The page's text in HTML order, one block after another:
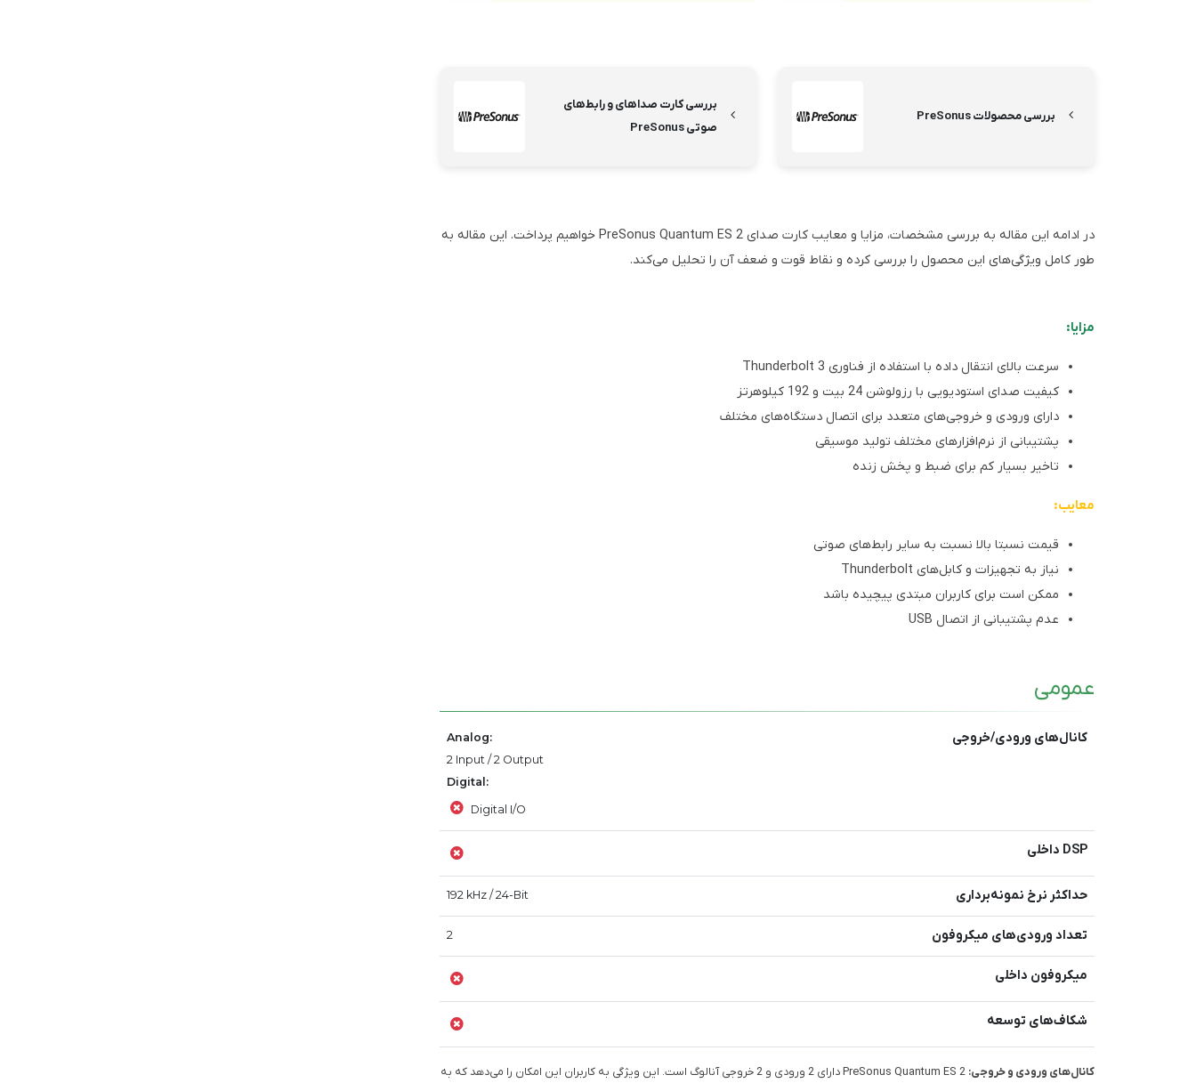
بررسی محصولات PreSonus
بررسی کارت صداهای و رابط‌های
صوتی PreSonus
در ادامه این مقاله به بررسی مشخصات، مزایا و معایب کارت صدای PreSonus Quantum ES 2 خواهیم پرداخت. این مقاله به
طور کامل ویژگی‌های این محصول را بررسی کرده و نقاط قوت و ضعف آن را تحلیل می‌کند.
مزایا:
سرعت بالای انتقال داده با استفاده از فناوری Thunderbolt 3
کیفیت صدای استودیویی با رزولوشن 24 بیت و 192 کیلوهرتز
دارای ورودی و خروجی‌های متعدد برای اتصال دستگاه‌های مختلف
پشتیبانی از نرم‌افزارهای مختلف تولید موسیقی
تاخیر بسیار کم برای ضبط و پخش زنده
معایب:
قیمت نسبتا بالا نسبت به سایر رابط‌های صوتی
نیاز به تجهیزات و کابل‌های Thunderbolt
ممکن است برای کاربران مبتدی پیچیده باشد
عدم پشتیبانی از اتصال USB
عمومی
کانال‌های ورودی/خروجی
Analog:
2 Input / 2 Output
Digital:
Digital I/O
DSP داخلی
حداکثر نرخ نمونه‌برداری 192 kHz / 24-Bit
تعداد ورودی‌های میکروفون 2
میکروفون داخلی
شکاف‌های توسعه
کانال‌های ورودی و خروجی:
PreSonus Quantum ES 2 دارای 2 ورودی و 2 خروجی آنالوگ است. این ویژگی به کاربران این امکان را می‌دهد که به